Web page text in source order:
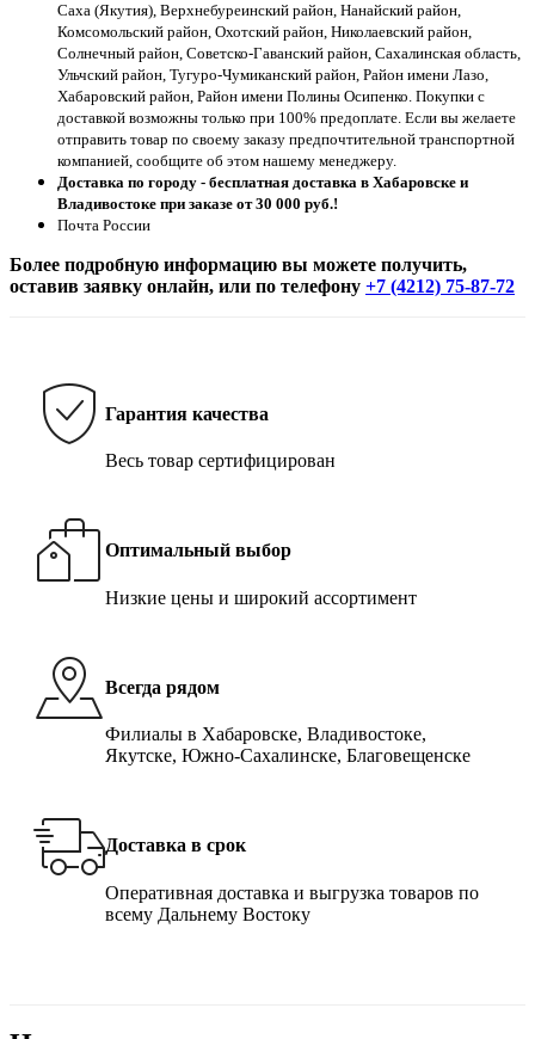
Саха (Якутия), Верхнебуреинский район, Нанайский район,
Комсомольский район, Охотский район, Николаевский район,
Солнечный район, Советско-Гаванский район, Сахалинская область,
Ульчский район, Тугуро-Чумиканский район, Район имени Лазо,
Хабаровский район, Район имени Полины Осипенко. Покупки с
доставкой возможны только при 100% предоплате. Если вы желаете
отправить товар по своему заказу предпочтительной транспортной
компанией, сообщите об этом нашему менеджеру.
Доставка по городу - бесплатная доставка в Хабаровске и
Владивостоке при заказе от 30 000 руб.!
Почта России
Более подробную информацию вы можете получить,
оставив заявку онлайн, или по телефону +7 (4212) 75-87-72
Гарантия качества
Весь товар сертифицирован
Оптимальный выбор
Низкие цены и широкий ассортимент
Всегда рядом
Филиалы в Хабаровске, Владивостоке,
Якутске, Южно-Сахалинске, Благовещенске
Доставка в срок
Оперативная доставка и выгрузка товаров по
всему Дальнему Востоку